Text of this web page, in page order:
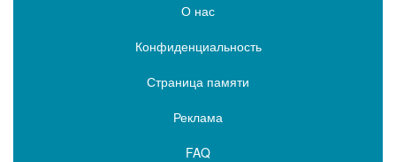
О нас
Конфиденциальность
Страница памяти
Реклама
FAQ